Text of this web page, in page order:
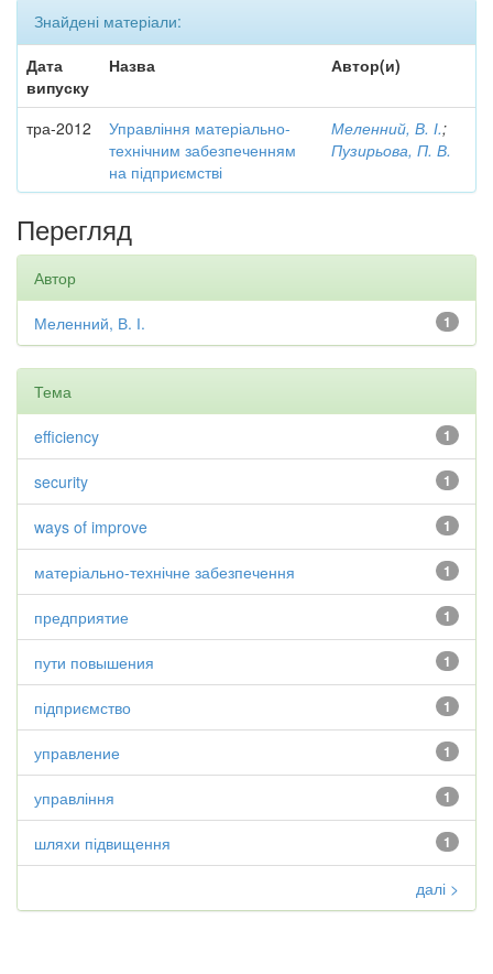
Знайдені матеріали:
Дата
випуску
Назва Автор(и)
тра-2012
Управління матеріально-
технічним забезпеченням
на підприємстві
Меленний, В. І.;
Пузирьова, П. В.
Перегляд
Автор
1
Меленний, В. І.
Тема
1
efficiency
1
security
1
ways of improve
1
матеріально-технічне забезпечення
1
предприятие
1
пути повышения
1
підприємство
1
управление
1
управління
1
шляхи підвищення
далі >